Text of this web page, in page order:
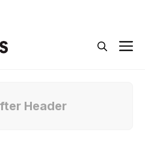
Header